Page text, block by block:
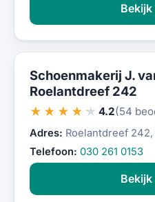
Schoenmakerij J.
Roelantdreef 242
★★★★★ 4.2(54
Adres: Roelantdreef
Telefoon: 030 261 0153